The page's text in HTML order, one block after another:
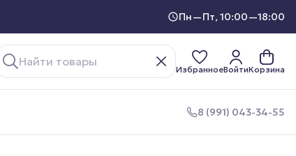
Пн—Пт, 10:00—18:00
ИзбранноеВойтиКорзина
8 (991) 043-34-55